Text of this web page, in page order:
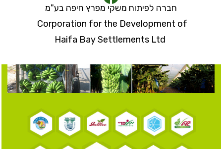
Corporation for the Development of
חברה לפיתוח משקי מפרץ חיפה בע"מ